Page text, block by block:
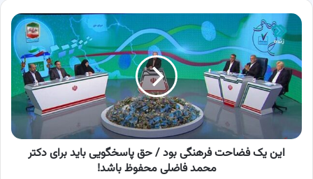
این
یک
فضاحت
فرهنگی
بود
حق
باید
این یک فضاحت فرهنگی بود / حق پاسخگویی باید برای دکتر
محمد فاضلی محفوظ باشد!